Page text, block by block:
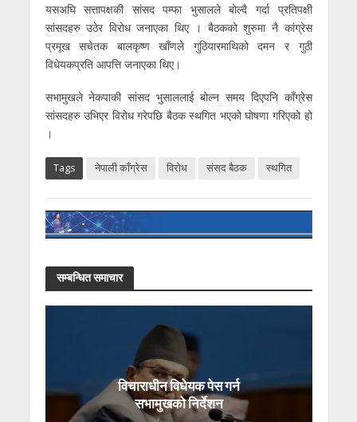
यसअघि सत्तापक्षकी सांसद पम्फा भुसालले बोल्दै गर्दा प्रतिपक्षी
सांसदहरु उठेर विरोध जनाएका थिए । बैठकको शुरुमा नै कांग्रेस
प्रमूख सचेतक बालकृष्ण खाँणले गुठियारमाथिको दमन र गुठी
विधेयकप्रति आपत्ति जनाएका थिए।
सभामुखले नेकपाकी सांसद भुसाललाई बोल्न समय दिएपनि काँग्रेस
सांसदहरु उभिएर विरोध गरेपछि बैठक स्थगित भएको घोषणा गरिएको हो
।
Tags नेपाली काँग्रेस विराेध संसद बैठक स्थगित
सम्बन्धित समाचार
विचाराधीन विधेयक पेस गर्न
सभामुखको निर्देशन